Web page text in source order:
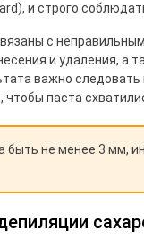
и строго
с
и удаления, а
важно
, чтобы паста
не менее 3 мм,